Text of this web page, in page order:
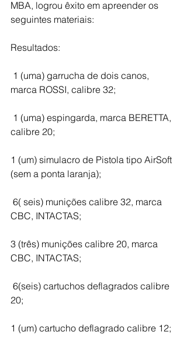
MBA, logrou êxito em apreender os
seguintes materiais:
Resultados:
marca ROSSI, calibre 32;
calibre 20;
1 (um) simulacro de Pistola tipo AirSoft
(sem a ponta laranja);
CBC, INTACTAS;
3 (três) munições calibre 20, marca
CBC, INTACTAS;
20;
1 (um) cartucho deflagrado calibre 12;